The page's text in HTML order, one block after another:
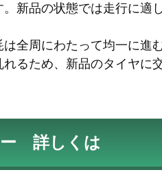
新品の状態では走行に適
全周にわたって均一に進
るため、新品のタイヤに
ー 詳しくは